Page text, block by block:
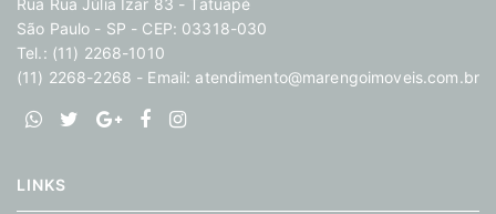
Rua Rua Júlia Izar 83 - Tatuapé
São Paulo - SP - CEP: 03318-030
Tel.: (11) 2268-1010
(11) 2268-2268 - Email: atendimento@marengoimoveis.com.br
LINKS